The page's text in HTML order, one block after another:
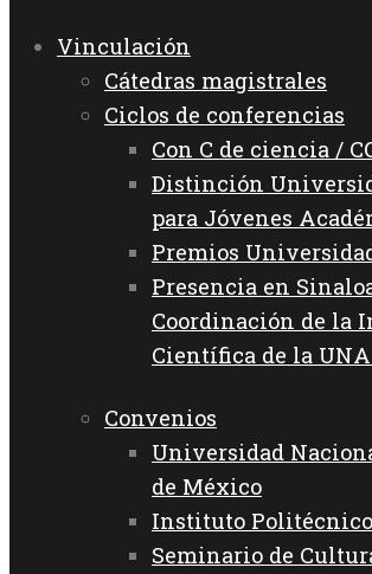
Vinculación
Cátedras magistrales
Ciclos de conferencias
Con C de ciencia /
Distinción
para Jóvenes
Premios
Presencia en
Coordinación de la
Científica de la
Convenios
Universidad
de México
Instituto
Seminario de